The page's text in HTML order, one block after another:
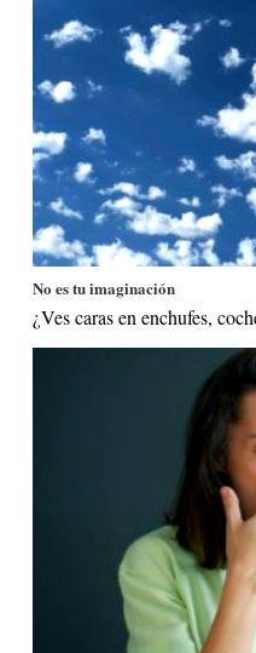
No es tu imaginación
¿Ves caras en enchufes,